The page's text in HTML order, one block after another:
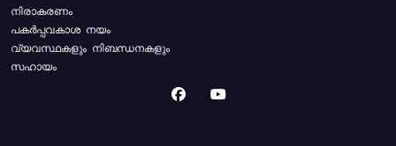
നിരാകരണം
പകർപ്പവകാശ നയം
വ്യവസ്ഥകളും നിബന്ധനകളും
സഹായം